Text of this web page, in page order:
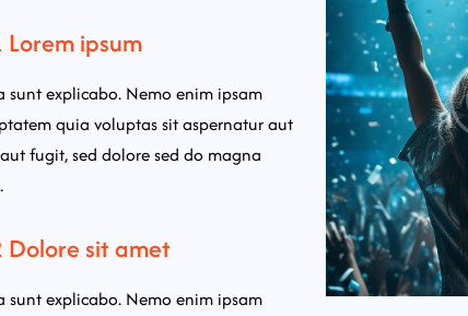
Lorem ipsum
sunt explicabo. Nemo enim ipsam
quia voluptas sit aspernatur aut
fugit, sed dolore sed do magna
Dolore sit amet
sunt explicabo. Nemo enim ipsam